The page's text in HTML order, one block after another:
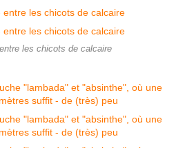
les chicots de calcaire